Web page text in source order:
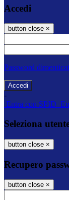
Accedi
button close ×
Password
-
Entra con SPID
Seleziona
button close ×
Recupero
button close ×